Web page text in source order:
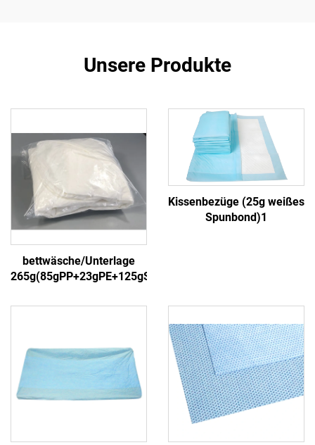
Unsere Produkte
bettwäsche/Unterlage
265g(85gPP+23gPE+125gSAP+30gPP)4
Kissenbezüge (25g weißes
Spunbond)1